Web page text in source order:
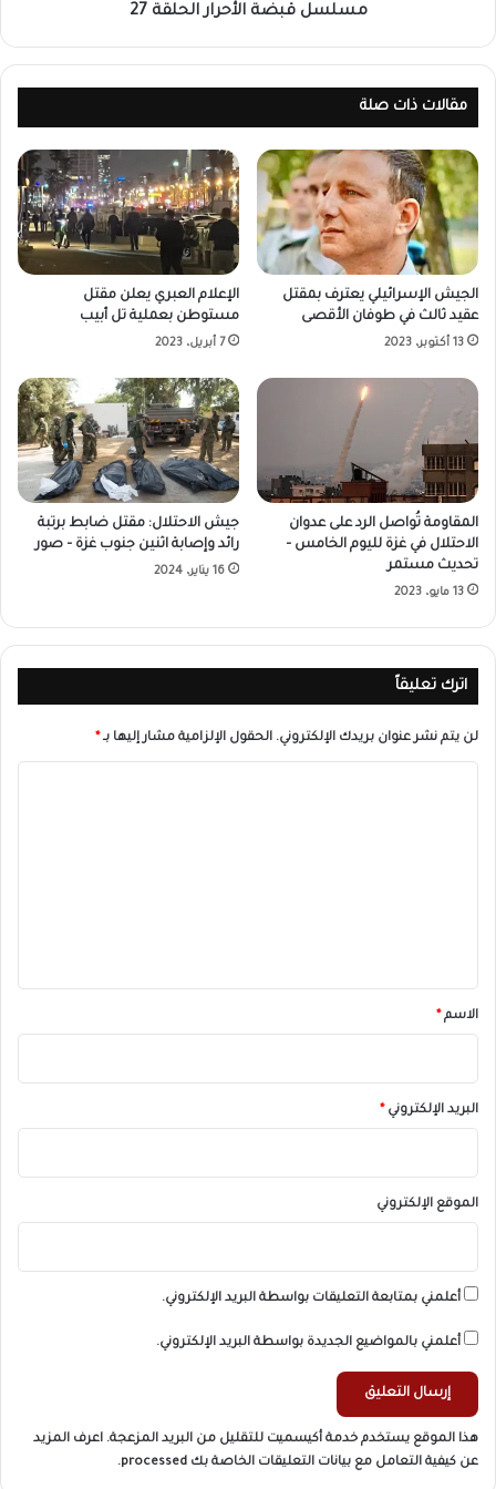
مسلسل قبضة الأحرار الحلقة 27
مقالات ذات صلة
الجيش الإسرائيلي يعترف بمقتل
عقيد ثالث في طوفان الأقصى
13 أكتوبر، 2023
الإعلام العبري يعلن مقتل
مستوطن بعملية تل أبيب
7 أبريل، 2023
المقاومة تُواصل الرد على عدوان
الاحتلال في غزة لليوم الخامس –
تحديث مستمر
13 مايو، 2023
جيش الاحتلال: مقتل ضابط برتبة
رائد وإصابة اثنين جنوب غزة – صور
16 يناير، 2024
اترك تعليقاً
لن يتم نشر عنوان بريدك الإلكتروني. الحقول الإلزامية مشار إليها بـ*
*الاسم*
البريد الإلكتروني*
الموقع الإلكتروني
أعلمني بمتابعة التعليقات بواسطة البريد الإلكتروني.
أعلمني بالمواضيع الجديدة بواسطة البريد الإلكتروني.
هذا الموقع يستخدم خدمة أكيسميت للتقليل من البريد المزعجة. اعرف المزيد
عن كيفية التعامل مع بيانات التعليقات الخاصة بك processed
.